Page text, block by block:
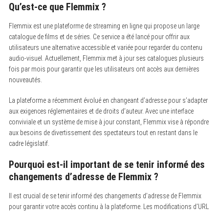
Qu’est-ce que Flemmix ?
Flemmix est une plateforme de streaming en ligne qui propose un large
catalogue de films et de séries. Ce service a été lancé pour offrir aux
utilisateurs une alternative accessible et variée pour regarder du contenu
audio-visuel. Actuellement, Flemmix met à jour ses catalogues plusieurs
fois par mois pour garantir que les utilisateurs ont accès aux dernières
nouveautés.
La plateforme a récemment évolué en changeant d’adresse pour s’adapter
aux exigences réglementaires et de droits d’auteur. Avec une interface
conviviale et un système de mise à jour constant, Flemmix vise à répondre
aux besoins de divertissement des spectateurs tout en restant dans le
cadre législatif.
Pourquoi est-il important de se tenir informé des
changements d’adresse de Flemmix ?
Il est crucial de se tenir informé des changements d’adresse de Flemmix
pour garantir votre accès continu à la plateforme. Les modifications d’URL